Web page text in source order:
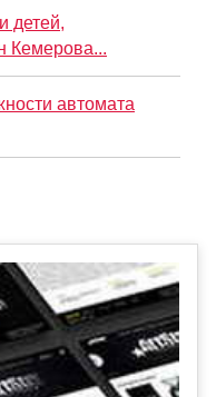
детей,
Кемерова...
автомата